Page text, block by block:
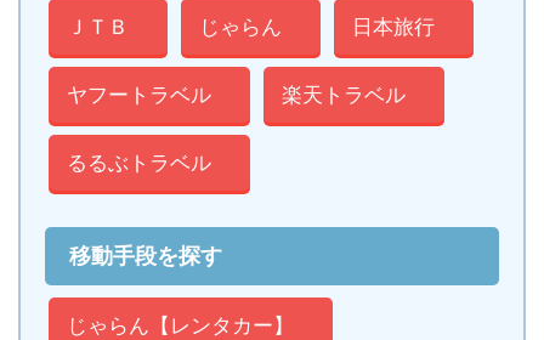
ＪＴＢ じゃらん 日本旅行
ヤフートラベル 楽天トラベル
るるぶトラベル
移動手段を探す
じゃらん【レンタカー】